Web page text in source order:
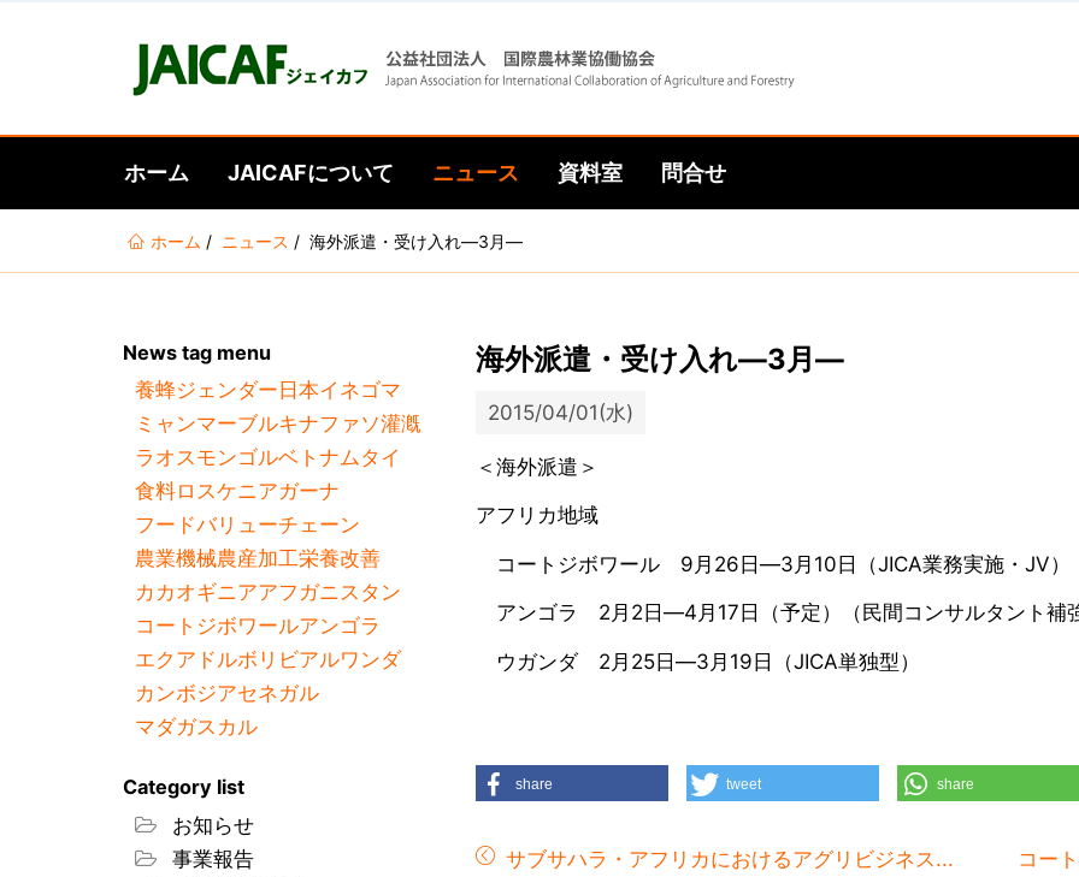
ホーム JAICAFについて ニュース 資料室 問合せ
ホーム ニュース 海外派遣・受け入れ―3月―
News tag menu
養蜂ジェンダー 日本イネゴマ
ミャンマーブルキナファソ灌漑
ラオスモンゴルベトナムタイ
食料ロスケニアガーナ
フードバリューチェーン
農業機械農産加工栄養改善
カカオギニアアフガニスタン
コートジボワールアンゴラ
エクアドルボリビアルワンダ
カンボジアセネガル
マダガスカル
Category list
お知らせ
事業報告
海外派遣・受け入れ―3月―
2015/04/01(水)
＜海外派遣＞
アフリカ地域
コートジボワール 9月26日―3月10日（JICA業務実施・JV）
アンゴラ 2月2日―4月17日（予定）（民間コンサルタント補
ウガンダ 2月25日―3月19日（JICA単独型）
share tweet share
サブサハラ・アフリカにおけるアグリビジネス... コー